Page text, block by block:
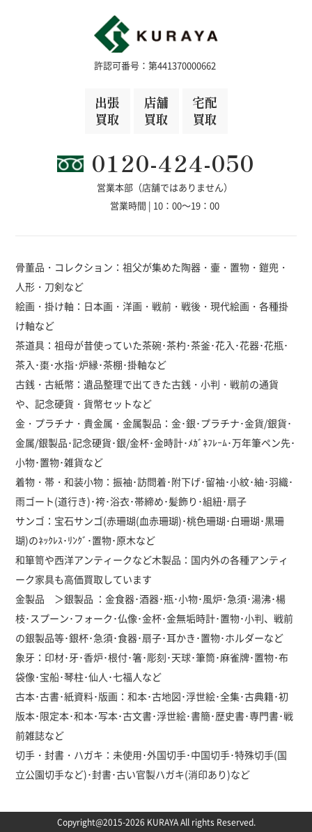
許認可番号：第441370000662
出張
買取
店舗
買取
宅配
買取
0120-424-050
営業本部（店舗ではありません）
営業時間 | 10：00～19：00
骨董品・コレクション：祖父が集めた陶器・壷・置物・鎧兜・
人形・刀剣など
絵画・掛け軸：日本画・洋画・戦前・戦後・現代絵画・各種掛
け軸など
茶道具：祖母が昔使っていた茶碗･茶杓･茶釜･花入･花器･花瓶･
茶入･棗･水指･炉縁･茶棚･掛軸など
古銭・古紙幣：遺品整理で出てきた古銭・小判・戦前の通貨
や、記念硬貨・貨幣セットなど
金・プラチナ・貴金属・金属製品：金･銀･プラチナ･金貨/銀貨･
金属/銀製品･記念硬貨･銀/金杯･金時計･ﾒｶﾞﾈﾌﾚｰﾑ･万年筆ペン先･
小物･置物･雑貨など
着物・帯・和装小物：振袖･訪問着･附下げ･留袖･小紋･紬･羽織･
雨ゴート(道行き)･袴･浴衣･帯締め･髪飾り･組紐･扇子
サンゴ：宝石サンゴ(赤珊瑚(血赤珊瑚)･桃色珊瑚･白珊瑚･黒珊
瑚)のﾈｯｸﾚｽ･ﾘﾝｸﾞ･置物･原木など
和箪笥や西洋アンティークなど木製品：国内外の各種アンティ
ーク家具も高価買取しています
金製品 ＞銀製品 ：金食器･酒器･瓶･小物･風炉･急須･湯沸･楊
枝･スプーン･フォーク･仏像･金杯･金無垢時計･置物･小判、戦前
の銀製品等･銀杯･急須･食器･扇子･耳かき･置物･ホルダーなど
象牙：印材･牙･香炉･根付･箸･彫刻･天球･筆筒･麻雀牌･置物･布
袋像･宝船･琴柱･仙人･七福人など
古本･古書･紙資料･版画：和本･古地図･浮世絵･全集･古典籍･初
版本･限定本･和本･写本･古文書･浮世絵･書簡･歴史書･専門書･戦
前雑誌など
切手・封書・ハガキ：未使用･外国切手･中国切手･特殊切手(国
立公園切手など)･封書･古い官製ハガキ(消印あり)など
Copyright@2015-2026 KURAYA All rights Reserved.